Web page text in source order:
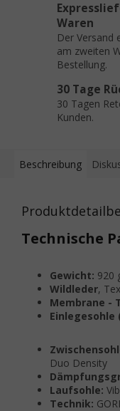
Waren
Der Versand
am zweiten
Bestellung.
30 Tage
30 Tagen
Kunden.
Beschreibung
Technische
Gewicht: 920
Wildleder,
Membrane -
Einlegesohle
Duo Density
Laufsohle:
Technik: